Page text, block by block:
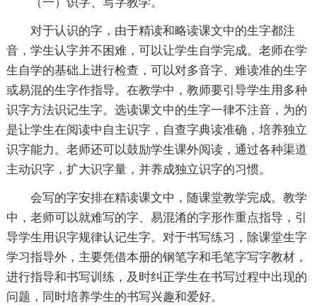
（一）识字、写字教学。
对于认识的字，由于精读和略读课文中的生字都注
音，学生认字并不困难，可以让学生自学完成。老师在学
生自学的基础上进行检查，可以对多音字、难读准的生字
或易混的生字作指导。在教学中，教师要引导学生用多种
识字方法识记生字。选读课文中的生字一律不注音，为的
是让学生在阅读中自主识字，自查字典读准确，培养独立
识字能力。老师还可以鼓励学生课外阅读，通过各种渠道
主动识字，扩大识字量，并养成独立识字的习惯。
会写的字安排在精读课文中，随课堂教学完成。教学
中，老师可以就难写的字、易混淆的字形作重点指导，引
导学生用识字规律认记生字。对于书写练习，除课堂生字
学习指导外，主要凭借本册的钢笔字和毛笔字写字教材，
进行指导和书写训练，及时纠正学生在书写过程中出现的
问题，同时培养学生的书写兴趣和爱好。